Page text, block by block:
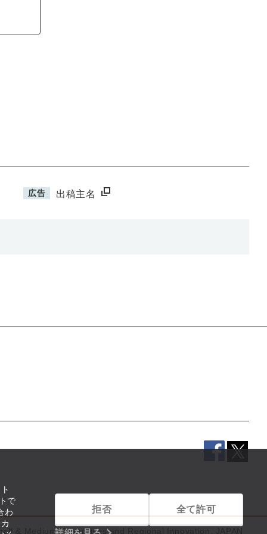
で
わ
拒否 全て許可
広告 出稿主名
& Medium Enterprises and Regional Innovation, JAPAN